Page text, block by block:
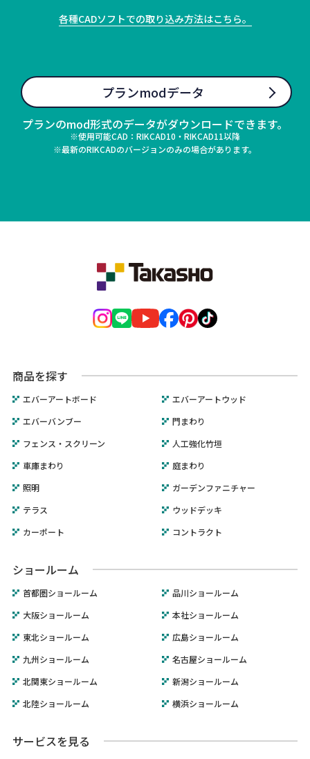
各種CADソフトでの取り込み方法はこちら。
プランmodデータ
プランのmod形式のデータがダウンロードできます。
※使用可能CAD：RIKCAD10・RIKCAD11以降
※最新のRIKCADのバージョンのみの場合があります。
商品を探す
エバーアートボード
エバーアートウッド
エバーバンブー
門まわり
フェンス・スクリーン
人工強化竹垣
車庫まわり
庭まわり
照明
ガーデンファニチャー
テラス
ウッドデッキ
カーポート
コントラクト
ショールーム
首都圏ショールーム
品川ショールーム
大阪ショールーム
本社ショールーム
東北ショールーム
広島ショールーム
九州ショールーム
名古屋ショールーム
北関東ショールーム
新潟ショールーム
北陸ショールーム
横浜ショールーム
サービスを見る